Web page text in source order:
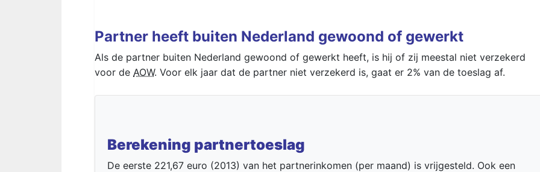
Partner heeft buiten Nederland gewoond of gewerkt
Als de partner buiten Nederland gewoond of gewerkt heeft, is hij of zij meestal niet verzekerd
voor de AOW. Voor elk jaar dat de partner niet verzekerd is, gaat er 2% van de toeslag af.
Berekening partnertoeslag
De eerste 221,67 euro (2013) van het partnerinkomen (per maand) is vrijgesteld. Ook een